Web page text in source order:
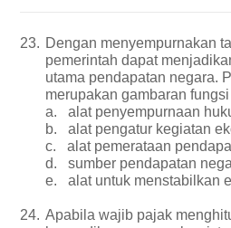
23. Dengan menyempurnakan
pemerintah dapat
utama pendapatan negara.
merupakan gambaran
a.
alat penyempurnaan
b.
alat pengatur kegiatan
c.
alat pemerataan
d.
sumber pendapatan
e.
alat untuk menstabilkan
24. Apabila wajib pajak